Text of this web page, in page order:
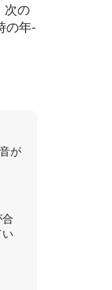
次の
の年-
が
い